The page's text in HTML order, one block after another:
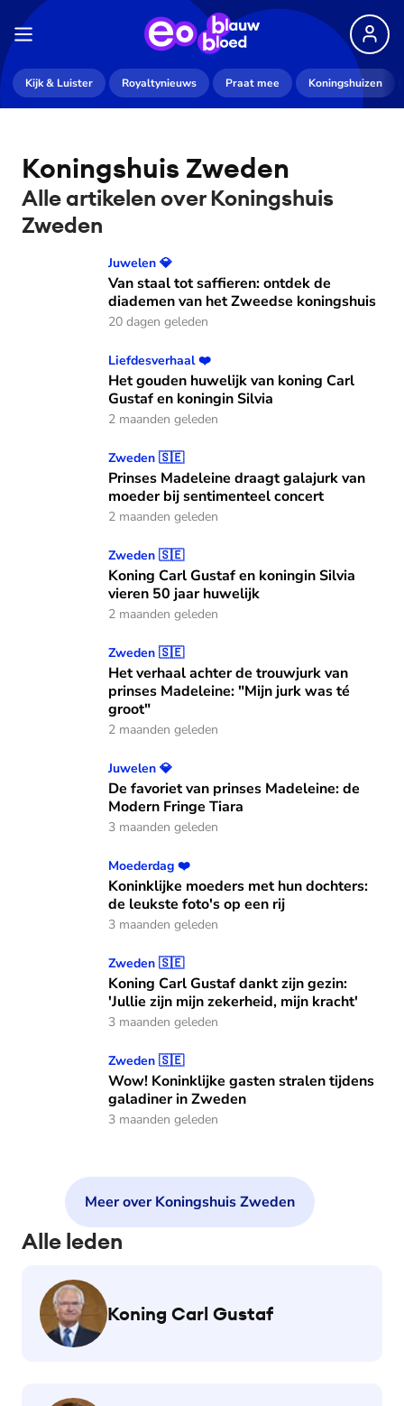
Kijk & Luister Royaltynieuws Praat mee Koningshuizen
Koningshuis Zweden
Alle artikelen over Koningshuis
Zweden
Van staal tot saffieren: ontdek de diademen van het
Juwelen 💎
Van staal tot saffieren: ontdek de
diademen van het Zweedse koningshuis
20 dagen geleden
Het gouden huwelijk van koning Carl Gustaf en koningin
Liefdesverhaal ❤️
Het gouden huwelijk van koning Carl
Gustaf en koningin Silvia
2 maanden geleden
Prinses Madeleine draagt galajurk van moeder bij
Zweden 🇸🇪
Prinses Madeleine draagt galajurk van
moeder bij sentimenteel concert
2 maanden geleden
Koning Carl Gustaf en koningin Silvia vieren 50 jaar
Zweden 🇸🇪
Koning Carl Gustaf en koningin Silvia
vieren 50 jaar huwelijk
2 maanden geleden
Het verhaal achter de trouwjurk van prinses Madeleine:
Zweden 🇸🇪
Het verhaal achter de trouwjurk van
prinses Madeleine: "Mijn jurk was té
groot"
2 maanden geleden
De favoriet van prinses Madeleine: de Modern Fringe Tiara
Juwelen 💎
De favoriet van prinses Madeleine: de
Modern Fringe Tiara
3 maanden geleden
Koninklijke moeders met hun dochters: de leukste foto's
Moederdag ❤️
Koninklijke moeders met hun dochters:
de leukste foto's op een rij
3 maanden geleden
Koning Carl Gustaf dankt zijn gezin: 'Jullie zijn mijn
Zweden 🇸🇪
Koning Carl Gustaf dankt zijn gezin:
'Jullie zijn mijn zekerheid, mijn kracht'
3 maanden geleden
Wow! Koninklijke gasten stralen tijdens galadiner in
Zweden 🇸🇪
Wow! Koninklijke gasten stralen tijdens
galadiner in Zweden
3 maanden geleden
Meer over Koningshuis Zweden
Alle leden
Koning Carl Gustaf